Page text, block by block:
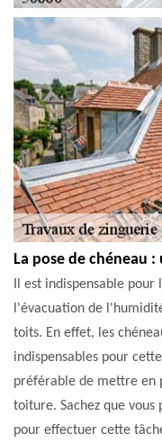
La pose de chéneau
Il est indispensable
l'évacuation de
toits. En effet, les
indispensables pour
préférable de mettre en
toiture. Sachez que
pour effectuer cette